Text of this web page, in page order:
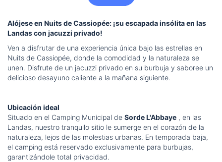
Alójese en Nuits de Cassiopée: ¡su escapada insólita en las
Landas con jacuzzi privado!
Ven a disfrutar de una experiencia única bajo las estrellas en
Nuits de Cassiopée, donde la comodidad y la naturaleza se
unen. Disfrute de un jacuzzi privado en su burbuja y saboree un
delicioso desayuno caliente a la mañana siguiente.
Ubicación ideal
Situado en el Camping Municipal de Sorde L'Abbaye , en las
Landas, nuestro tranquilo sitio le sumerge en el corazón de la
naturaleza, lejos de las molestias urbanas. En temporada baja,
el camping está reservado exclusivamente para burbujas,
garantizándole total privacidad.